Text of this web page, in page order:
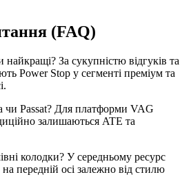
(FAQ)
найкращі? За сукупністю відгуків та
Power Stop у сегменті преміум та
чи Passat? Для платформи VAG
залишаються ATE та
колодки? У середньому ресурс
передній осі залежно від стилю